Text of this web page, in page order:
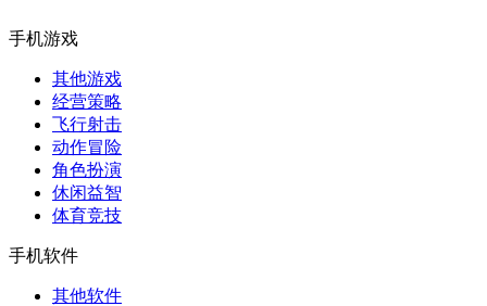
手机游戏
其他游戏
经营策略
飞行射击
动作冒险
角色扮演
休闲益智
体育竞技
手机软件
其他软件